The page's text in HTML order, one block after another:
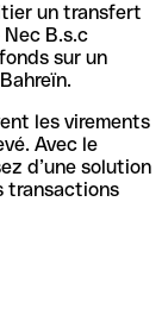
un transfert
B.s.c
sur un
les virements
Avec le
d’une solution
transactions